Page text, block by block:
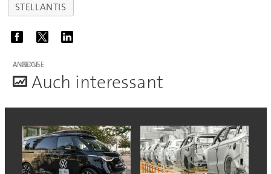
STELLANTIS
ANZEIGE
Auch interessant